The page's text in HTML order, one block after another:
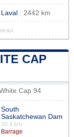
Laval : 2442 km
CAP
Cap 94
South
Saskatchewan Dam
30.4 km
Barrage